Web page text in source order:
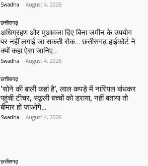
Swadha - August 4, 2026
छत्तीसगढ़
अधिग्रहण और मुआवजा दिए बिना जमीन के उपयोग
पर नहीं लगाई जा सकती रोक… छत्तीसगढ़ हाईकोर्ट ने
क्यों कहा ऐसा जानिए…
Swadha - August 4, 2026
छत्तीसगढ़
‘सोने की बाली कहां है’, लाल कपड़े में नारियल बांधकर
पहुंची टीचर, स्कूली बच्चों को डराया, नहीं बताया तो
बीमार हो जाओगे…
Swadha - August 4, 2026
छत्तीसगढ़